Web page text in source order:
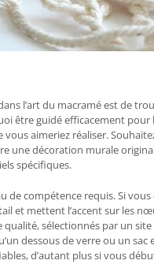
l’art du macramé est de
être guidé efficacement
aimeriez réaliser.
une décoration murale
spécifiques.
de compétence requis. Si
et mettent l’accent sur les
qualité, sélectionnés par un
dessous de verre ou un
d’autant plus si vous